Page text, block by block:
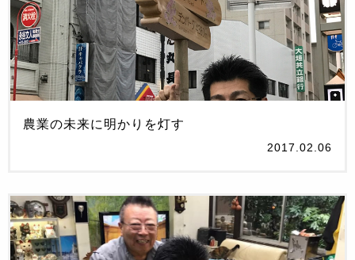
農業の未来に明かりを灯す
2017.02.06